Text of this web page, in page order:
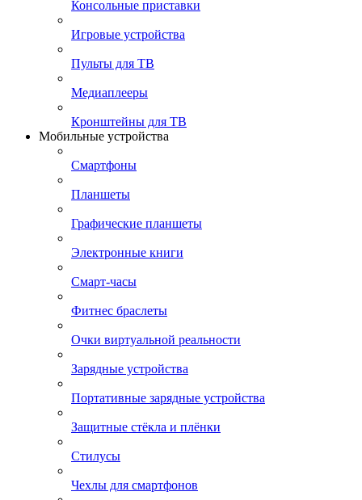
Консольные приставки
Игровые устройства
Пульты для ТВ
Медиаплееры
Кронштейны для ТВ
Мобильные устройства
Смартфоны
Планшеты
Графические планшеты
Электронные книги
Смарт-часы
Фитнес браслеты
Очки виртуальной реальности
Зарядные устройства
Портативные зарядные устройства
Защитные стёкла и плёнки
Стилусы
Чехлы для смартфонов